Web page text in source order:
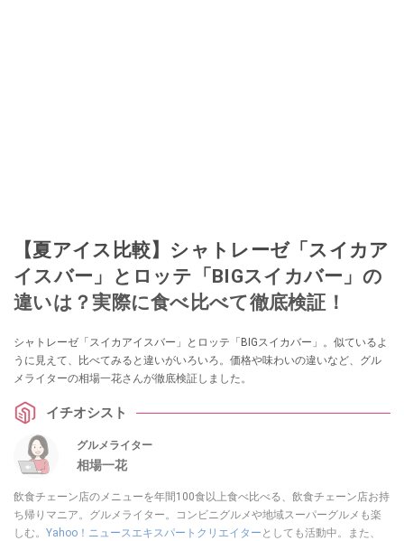
【夏アイス比較】シャトレーゼ「スイカア
イスバー」とロッテ「BIGスイカバー」の
違いは？実際に食べ比べて徹底検証！
シャトレーゼ「スイカアイスバー」とロッテ「BIGスイカバー」。似ているよ
うに見えて、比べてみると違いがいろいろ。価格や味わいの違いなど、グル
メライターの相場一花さんが徹底検証しました。
イチオシスト
グルメライター
相場一花
飲食チェーン店のメニューを年間100食以上食べ比べる、飲食チェーン店お持
ち帰りマニア。グルメライター。コンビニグルメや地域スーパーグルメも楽
しむ。 Yahoo！ニュースエキスパートクリエイター としても活動中。また、